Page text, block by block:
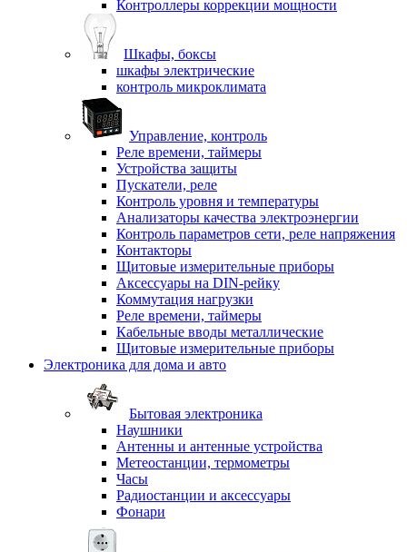
Контроллеры коррекции мощности
Шкафы, боксы
шкафы электрические
контроль микроклимата
Управление, контроль
Реле времени, таймеры
Устройства защиты
Пускатели, реле
Контроль уровня и температуры
Анализаторы качества электроэнергии
Контроль параметров сети, реле напряжения
Контакторы
Щитовые измерительные приборы
Аксессуары на DIN-рейку
Коммутация нагрузки
Реле времени, таймеры
Кабельные вводы металлические
Щитовые измерительные приборы
Электроника для дома и авто
Бытовая электроника
Наушники
Антенны и антенные устройства
Метеостанции, термометры
Часы
Радиостанции и аксессуары
Фонари